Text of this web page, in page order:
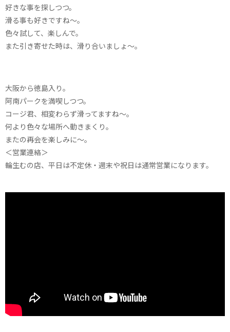
好きな事を探しつつ。
滑る事も好きですね〜。
色々試して、楽しんで。
また引き寄せた時は、滑り合いましょ〜。
大阪から徳島入り。
阿南パークを満喫しつつ。
コージ君、相変わらず滑ってますね～。
何より色々な場所へ動きまくり。
またの再会を楽しみに～。
＜営業連絡＞
輪生むの店、平日は不定休・週末や祝日は通常営業になります。